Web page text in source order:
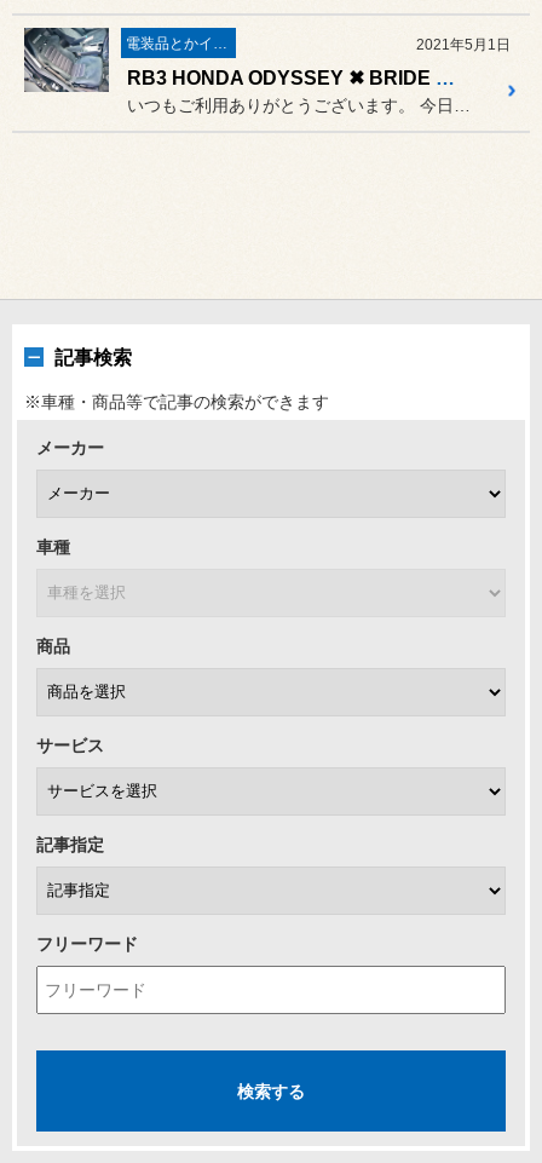
電装品とかインテリア 2021年5月1日
RB3 HONDA ODYSSEY ✖ BRIDE EUROSTERⅡ
記事検索
※車種・商品等で記事の検索ができます
メーカー
車種
商品
サービス
記事指定
フリーワード